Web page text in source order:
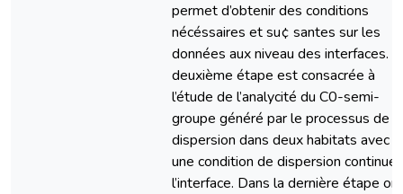
permet d’obtenir des conditions
nécéssaires et su¢ santes sur les
données aux niveau des interfaces.
deuxième étape est consacrée à
l’étude de l’analycité du C0-semi-
groupe généré par le processus de
dispersion dans deux habitats avec
une condition de dispersion continue
l’interface. Dans la dernière étape on